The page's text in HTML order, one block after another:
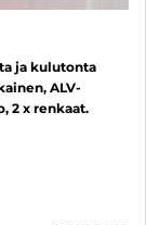
ja kulutonta
ALV-
2 x renkaat.